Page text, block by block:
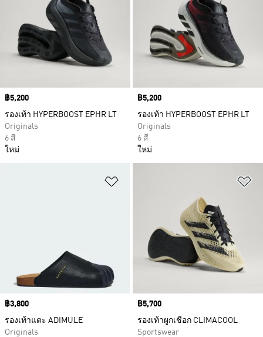
Price
฿5,200
รองเท้า HYPERBOOST EPHR LT
Originals
6 สี
ใหม่
Price
฿5,200
รองเท้า HYPERBOOST EPHR LT
Originals
6 สี
ใหม่
Price
฿3,800
รองเท้าแตะ ADIMULE
Originals
Price
฿5,700
รองเท้าผูกเชือก CLIMACOOL
Sportswear